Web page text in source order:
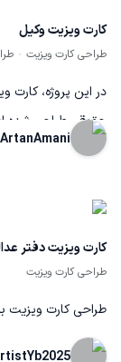
کارت ویزیت وکیل
طراحی کارت ویزیت
در این پروژه،
حقوقی طراحی شده
مدرن، ضمن حفظ
هوشمندانه، این
کرده است.
ArtanAmani
کارت ویزیت دفتر
طراحی کارت ویزیت
طراحی کارت ویزیت